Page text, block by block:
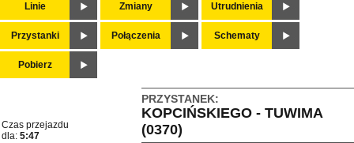
Linie Zmiany Utrudnienia
Przystanki Połączenia Schematy
Pobierz
PRZYSTANEK:
KOPCIŃSKIEGO - TUWIMA
(0370)
Czas przejazdu
dla: 5:47